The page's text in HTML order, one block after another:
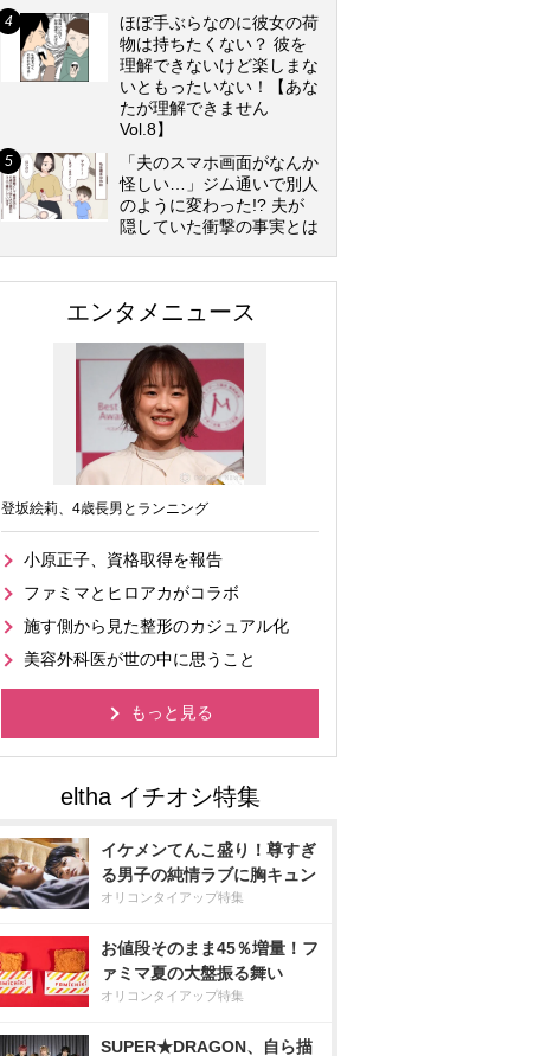
ほぼ手ぶらなのに彼女の荷
物は持ちたくない？ 彼を
理解できないけど楽しまな
いともったいない！【あな
たが理解できません
Vol.8】
「夫のスマホ画面がなんか
怪しい…」ジム通いで別人
のように変わった!? 夫が
隠していた衝撃の事実とは
エンタメニュース
登坂絵莉、4歳長男とランニング
小原正子、資格取得を報告
ファミマとヒロアカがコラボ
施す側から見た整形のカジュアル化
美容外科医が世の中に思うこと
もっと見る
イケメンてんこ盛り！尊すぎ
る男子の純情ラブに胸キュン
オリコンタイアップ特集
お値段そのまま45％増量！フ
ァミマ夏の大盤振る舞い
オリコンタイアップ特集
SUPER★DRAGON、自ら描